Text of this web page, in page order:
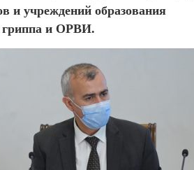
и учреждений образования
гриппа и ОРВИ.